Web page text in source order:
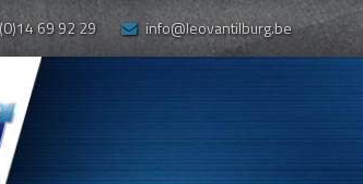
69 92 29 info@leovantilburg.be